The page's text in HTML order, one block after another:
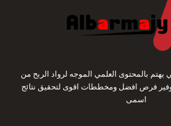
بالمحتوى العلمي الموجه لرواد الربح من
فرص افضل ومخططات اقوى لتحقيق نتائج
اسمى